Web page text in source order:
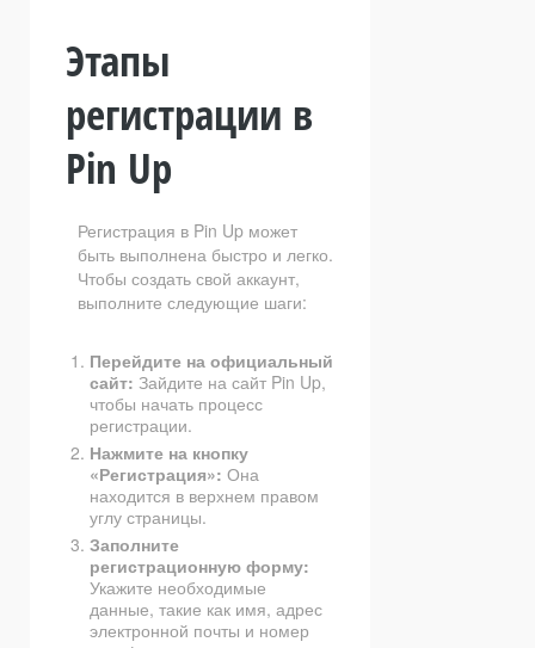
Этапы
регистрации в
Pin Up
Регистрация в Pin Up может
быть выполнена быстро и легко.
Чтобы создать свой аккаунт,
выполните следующие шаги:
Перейдите на официальный
сайт: Зайдите на сайт Pin Up,
чтобы начать процесс
регистрации.
Нажмите на кнопку
«Регистрация»: Она
находится в верхнем правом
углу страницы.
Заполните
регистрационную форму:
Укажите необходимые
данные, такие как имя, адрес
электронной почты и номер